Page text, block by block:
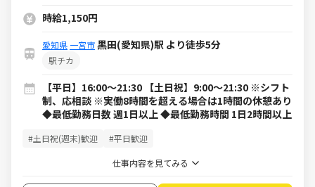
時給1,150円
愛知県 一宮市黒田(愛知県)駅 より徒歩5分
駅チカ
【平日】16:00～21:30 【土日祝】9:00～21:30 ※シフト
制、応相談 ※実働8時間を超える場合は1時間の休憩あり
◆最低勤務日数 週1日以上 ◆最低勤務時間 1日2時間以上
#土日祝(週末)歓迎 #平日歓迎
仕事内容を見てみる